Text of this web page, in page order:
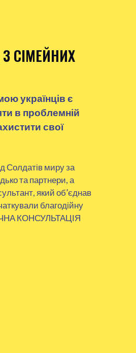
СІМЕЙНИХ
українців є
в проблемній
свої
Солдатів миру за
та партнери, а
який об’єднав
благодійну
КОНСУЛЬТАЦІЯ